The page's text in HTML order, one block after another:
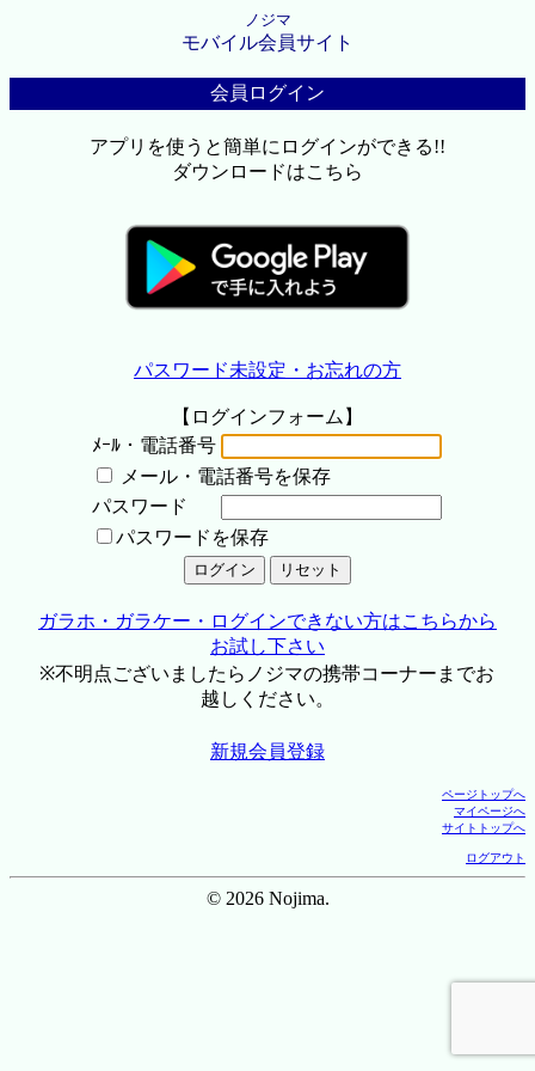
ノジマ
モバイル会員サイト
会員ログイン
アプリを使うと簡単にログインができる!!
ダウンロードはこちら
パスワード未設定・お忘れの方
【ログインフォーム】
ﾒｰﾙ・電話番号
メール・電話番号を保存
パスワード
パスワードを保存
ガラホ・ガラケー・ログインできない方はこちらから
お試し下さい
※不明点ございましたらノジマの携帯コーナーまでお
越しください。
新規会員登録
ページトップへ
マイページへ
サイトトップへ
ログアウト
© 2026 Nojima.